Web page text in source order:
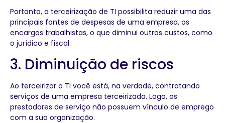
Portanto, a terceirização de TI possibilita reduzir uma das
principais fontes de despesas de uma empresa, os
encargos trabalhistas, o que diminui outros custos, como
o jurídico e fiscal.
3. Diminuição de riscos
Ao terceirizar o TI você está, na verdade, contratando
serviços de uma empresa terceirizada. Logo, os
prestadores de serviço não possuem vínculo de emprego
com a sua organização.